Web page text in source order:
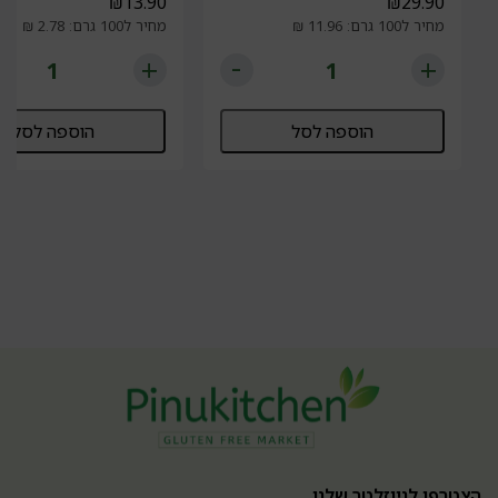
מחיר ל100 גרם: 11.96 ₪
הוספה לסל
מחיר ל100 גרם: 2.78 ₪
הוספה לסל